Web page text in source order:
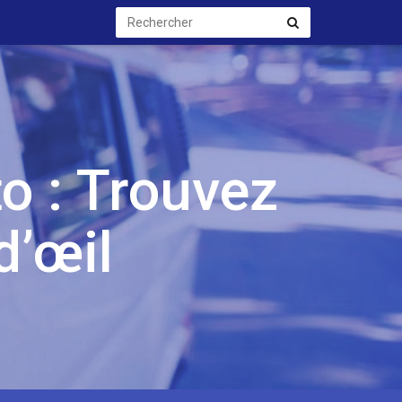
Rechercher Rechercher
: Trouvez